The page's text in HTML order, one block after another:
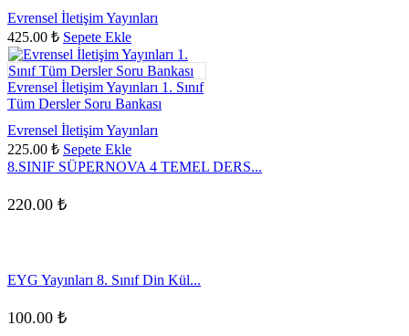
Evrensel İletişim Yayınları
425.00 ₺ Sepete Ekle
Evrensel İletişim Yayınları 1. Sınıf
Tüm Dersler Soru Bankası
Evrensel İletişim Yayınları
225.00 ₺ Sepete Ekle
8.SINIF SÜPERNOVA 4 TEMEL DERS...
220.00 ₺
EYG Yayınları 8. Sınıf Din Kül...
100.00 ₺